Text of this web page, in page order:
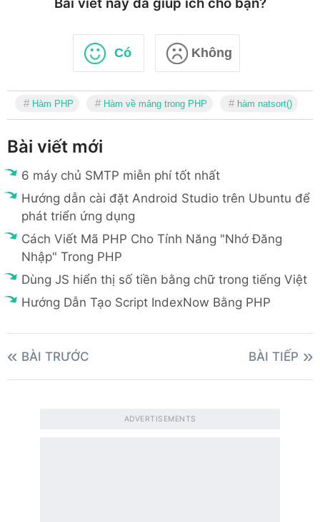
Bài viết này đã giúp ích cho bạn?
Có Không
Hàm PHP Hàm về mảng trong PHP hàm natsort()
Bài viết mới
6 máy chủ SMTP miễn phí tốt nhất
Hướng dẫn cài đặt Android Studio trên Ubuntu để
phát triển ứng dụng
Cách Viết Mã PHP Cho Tính Năng "Nhớ Đăng
Nhập" Trong PHP
Dùng JS hiển thị số tiền bằng chữ trong tiếng Việt
Hướng Dẫn Tạo Script IndexNow Bằng PHP
BÀI TRƯỚC BÀI TIẾP
ADVERTISEMENTS